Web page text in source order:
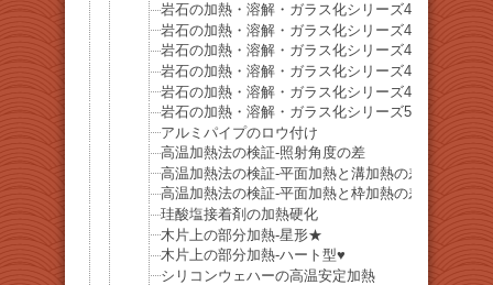
岩石の加熱・溶解・ガラス化シリーズ45-黝輝石（
岩石の加熱・溶解・ガラス化シリーズ46-珪化木
岩石の加熱・溶解・ガラス化シリーズ47-トルコ石
岩石の加熱・溶解・ガラス化シリーズ48-鉄マンガ
岩石の加熱・溶解・ガラス化シリーズ49-黄玉髄
岩石の加熱・溶解・ガラス化シリーズ50-赤溶岩溶
アルミパイプのロウ付け
高温加熱法の検証-照射角度の差
高温加熱法の検証-平面加熱と溝加熱の差
高温加熱法の検証-平面加熱と枠加熱の差
珪酸塩接着剤の加熱硬化
木片上の部分加熱-星形★
木片上の部分加熱-ハート型♥
シリコンウェハーの高温安定加熱